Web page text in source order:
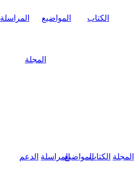
المراسلة المواضيع الكتاب
المجلة
الدعم المراسلةالمواضيعالكتاب المجلة